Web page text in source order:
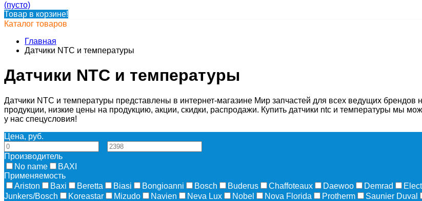
(пусто)
Товар в корзине!
Каталог товаров
Главная
Датчики NTC и температуры
Датчики NTC и температуры
Датчики NTC и температуры представлены в интернет-магазине Мир запчастей для всех ведущих
продукции, низкие цены на продукцию, акции, скидки, распродажи. Купить датчики ntc и температуры мы
у нас спецусловия!
Цена, руб.
Производитель
No name
BAXI
Применяемость
Ariston
Baxi Beretta Biasi Bongioanni Bosch Buderus Chaffoteaux Daewoo Demrad
Junkers/Bosch
Koreastar Mizudо Navien Neva Lux Nobel Nova Florida Protherm Saunier Duval